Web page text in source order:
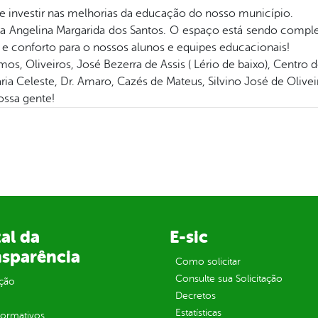
investir nas melhorias da educação do nosso município.
Angelina Margarida dos Santos. O espaço está sendo
conforto para o nossos alunos e equipes educacionais!
Oliveiros, José Bezerra de Assis ( Lério de baixo), Centro
Celeste, Dr. Amaro, Cazés de Mateus, Silvino José de
gente!
da
E-sic
Como solicitar
Consulte sua Solicitação
Decretos
Estatísticas